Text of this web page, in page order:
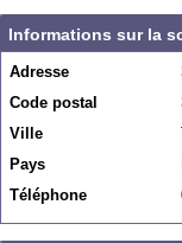
Informations sur la
Adresse
Code postal
Ville
Pays
Téléphone